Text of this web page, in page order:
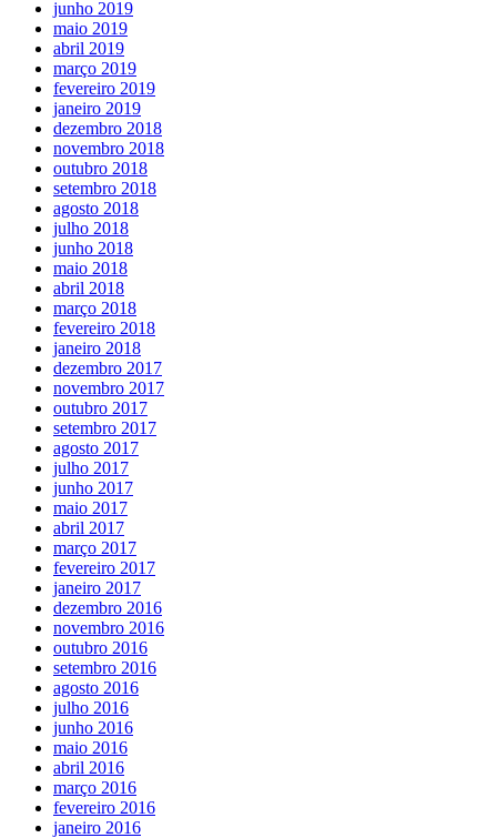
junho 2019
maio 2019
abril 2019
março 2019
fevereiro 2019
janeiro 2019
dezembro 2018
novembro 2018
outubro 2018
setembro 2018
agosto 2018
julho 2018
junho 2018
maio 2018
abril 2018
março 2018
fevereiro 2018
janeiro 2018
dezembro 2017
novembro 2017
outubro 2017
setembro 2017
agosto 2017
julho 2017
junho 2017
maio 2017
abril 2017
março 2017
fevereiro 2017
janeiro 2017
dezembro 2016
novembro 2016
outubro 2016
setembro 2016
agosto 2016
julho 2016
junho 2016
maio 2016
abril 2016
março 2016
fevereiro 2016
janeiro 2016